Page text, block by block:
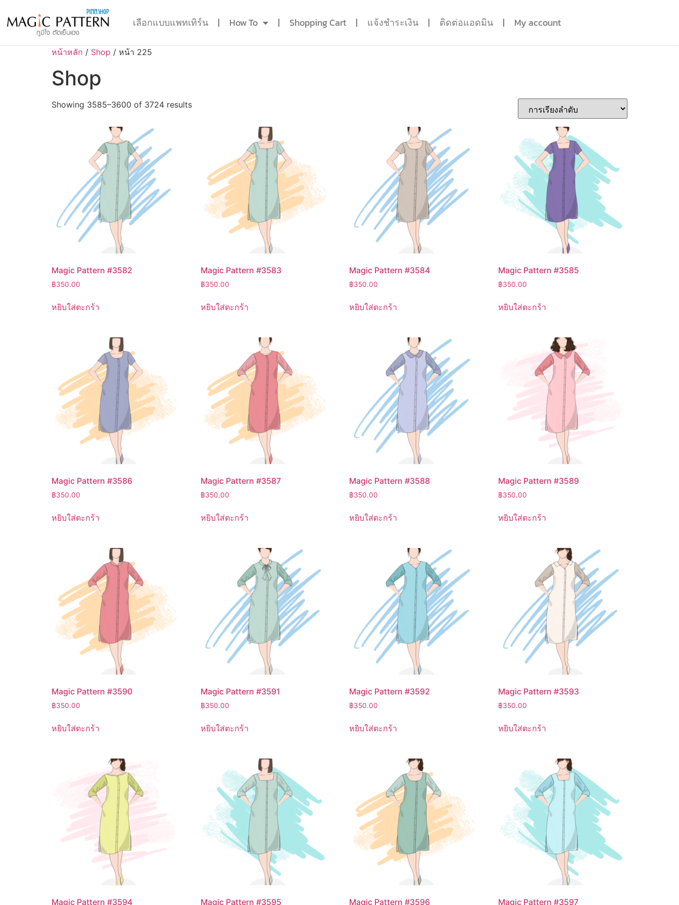
เลือกแบบแพทเทิร์น How To Shopping Cart แจ้งชำระเงิน ติดต่อแอดมิน My account
หน้าหลัก / Shop / หน้า 225
Shop
Showing 3585–3600 of 3724 results
Magic Pattern #3582
฿350.00
หยิบใส่ตะกร้า
Magic Pattern #3583
฿350.00
หยิบใส่ตะกร้า
Magic Pattern #3584
฿350.00
หยิบใส่ตะกร้า
Magic Pattern #3585
฿350.00
หยิบใส่ตะกร้า
Magic Pattern #3586
฿350.00
หยิบใส่ตะกร้า
Magic Pattern #3587
฿350.00
หยิบใส่ตะกร้า
Magic Pattern #3588
฿350.00
หยิบใส่ตะกร้า
Magic Pattern #3589
฿350.00
หยิบใส่ตะกร้า
Magic Pattern #3590
฿350.00
หยิบใส่ตะกร้า
Magic Pattern #3591
฿350.00
หยิบใส่ตะกร้า
Magic Pattern #3592
฿350.00
หยิบใส่ตะกร้า
Magic Pattern #3593
฿350.00
หยิบใส่ตะกร้า
Magic Pattern #3594 Magic Pattern #3595 Magic Pattern #3596 Magic Pattern #3597